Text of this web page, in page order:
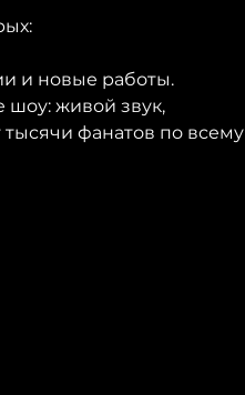
и новые работы.
шоу: живой звук,
тысячи фанатов по всему